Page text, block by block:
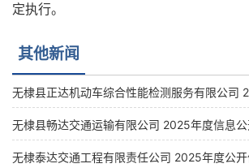
定执行。
其他新闻
无棣县正达机动车综合性能检测服务有限公司
无棣县畅达交通运输有限公司 2025年度信息
无棣泰达交通工程有限责任公司 2025年度公开